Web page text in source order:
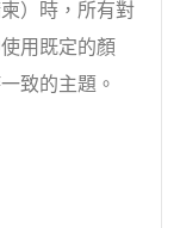
）時，所有對
用既定的顏
致的主題。